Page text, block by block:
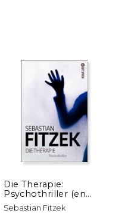
Die Therapie:
Psychothriller (en
Alemán)
Sebastian Fitzek